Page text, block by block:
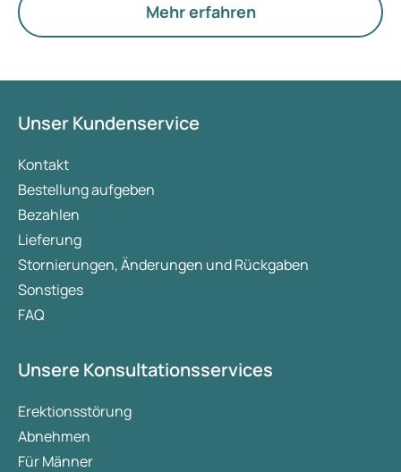
Mehr erfahren
Unser Kundenservice
Kontakt
Bestellung aufgeben
Bezahlen
Lieferung
Stornierungen, Änderungen und Rückgaben
Sonstiges
FAQ
Unsere Konsultationsservices
Erektionsstörung
Abnehmen
Für Männer